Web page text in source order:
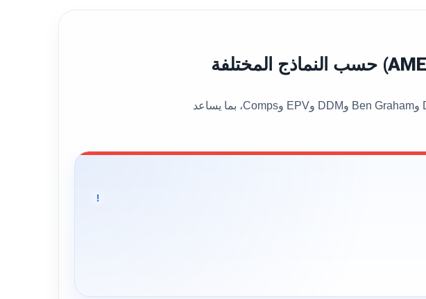
يعرض هذا القسم القيمة العادلة العامة للسهم إلى جانب عدد من نماذج التقييم المختلفة، مثل DCF وBen Graham وDDM وEPV وComps، بما يساعد
!